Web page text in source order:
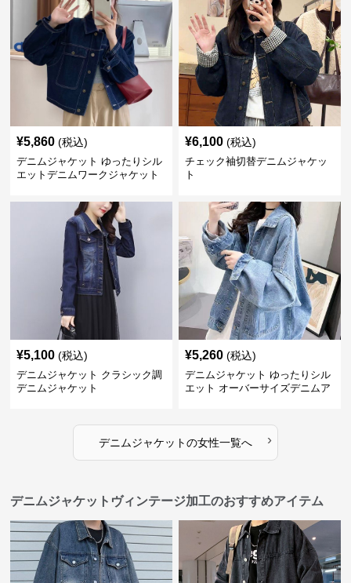
¥5,860 (税込)
デニムジャケット ゆったりシル
エットデニムワークジャケット
¥6,100 (税込)
チェック袖切替デニムジャケッ
ト
¥5,100 (税込)
デニムジャケット クラシック調
デニムジャケット
¥5,260 (税込)
デニムジャケット ゆったりシル
エット オーバーサイズデニムア
デニムジャケットの女性一覧へ ›
デニムジャケットヴィンテージ加工のおすすめアイテム